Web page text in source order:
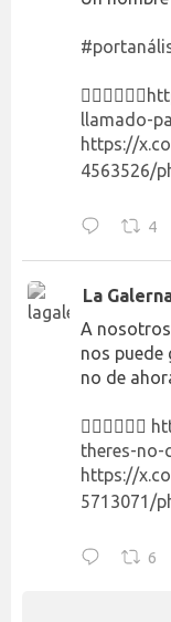
👉🏻👉🏻👉🏻
llamado-
https://
4563526/
4
La
A
nos puede
no de
👉🏻👉🏻👉🏻
theres-no-
https://
5713071/
6